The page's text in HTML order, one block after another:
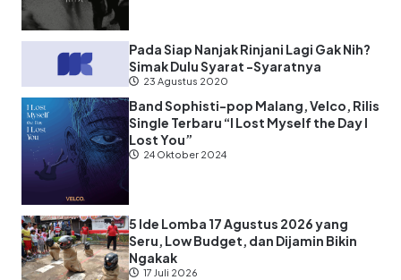
Pada Siap Nanjak Rinjani Lagi Gak Nih?
Simak Dulu Syarat -Syaratnya
23 Agustus 2020
Band Sophisti-pop Malang, Velco, Rilis
Single Terbaru “I Lost Myself the Day I
Lost You”
24 Oktober 2024
5 Ide Lomba 17 Agustus 2026 yang
Seru, Low Budget, dan Dijamin Bikin
Ngakak
17 Juli 2026